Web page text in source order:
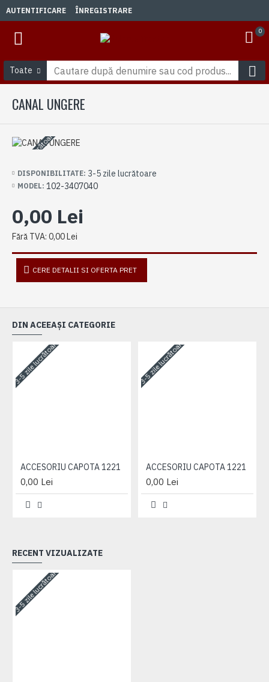
AUTENTIFICARE ÎNREGISTRARE
0
Toate
CANAL UNGERE
3-5 zile lucrătoare
DISPONIBILITATE: 3-5 zile lucrătoare
MODEL: 102-3407040
0,00 Lei
Fără TVA: 0,00 Lei
CERE DETALII SI OFERTA PRET
DIN ACEEAȘI CATEGORIE
3-5 zile lucrătoare
ACCESORIU CAPOTA 1221
0,00 Lei
3-5 zile lucrătoare
ACCESORIU CAPOTA 1221
0,00 Lei
RECENT VIZUALIZATE
3-5 zile lucrătoare